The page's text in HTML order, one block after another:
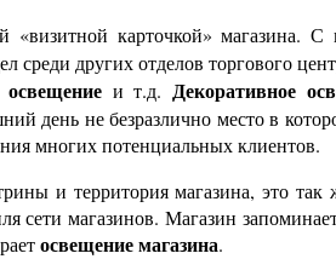
«визитной карточкой» магазина.
среди других отделов торгового
и т.д. Декоративное
день не безразлично место в
многих потенциальных клиентов.
и территория магазина, это
сети магазинов. Магазин
освещение магазина.